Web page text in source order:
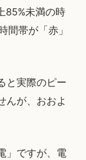
85%未満の時
間帯が「赤」
と実際のピー
んが、おおよ
」ですが、電